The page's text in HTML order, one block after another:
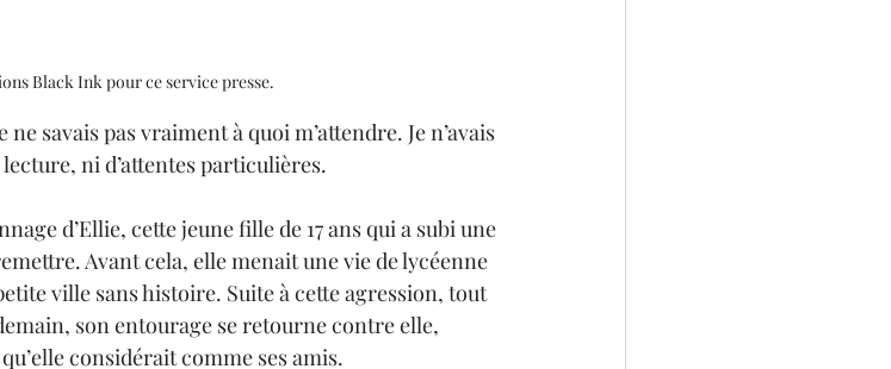
Black Ink pour ce service presse.
savais pas vraiment à quoi m’attendre. Je n’avais
ni d’attentes particulières.
d’Ellie, cette jeune fille de 17 ans qui a subi une
Avant cela, elle menait une vie de lycéenne
ville sans histoire. Suite à cette agression, tout
son entourage se retourne contre elle,
considérait comme ses amis.